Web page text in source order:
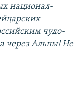
национал-
чудо-
через Альпы! Не